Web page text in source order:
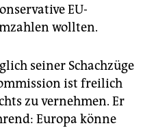
EU-
wollten.
seiner Schachzüge
ist freilich
zu vernehmen. Er
Europa könne